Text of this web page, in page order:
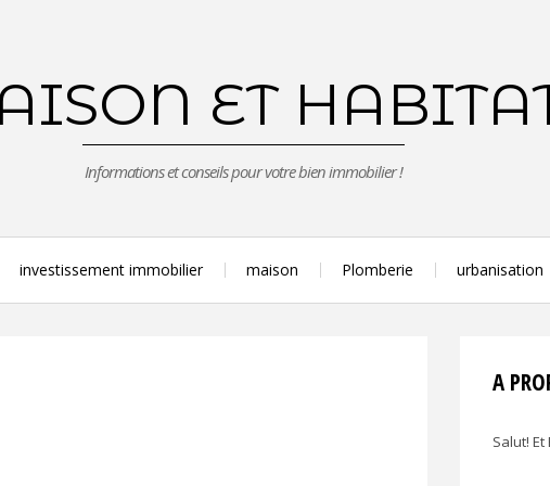
ET
Informations et conseils pour votre bien immobilier !
investissement immobilier maison Plomberie urbanisation
A
Salut!